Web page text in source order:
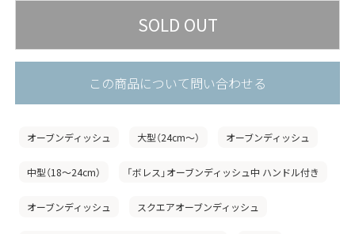
この商品について問い合わせる
オーブンディッシュ 大型（24cm〜） オーブンディッシュ
中型（18〜24cm） 「ボレス」オーブンディッシュ中 ハンドル付き
オーブンディッシュ スクエアオーブンディッシュ